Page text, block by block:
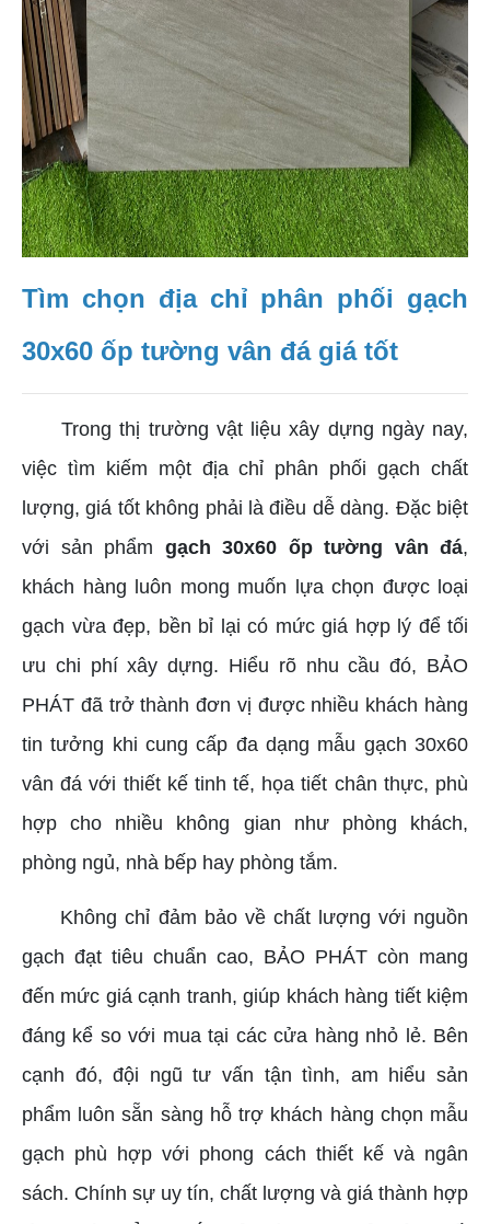
Tìm chọn địa chỉ phân phối gạch
30x60 ốp tường vân đá giá tốt
Trong thị trường vật liệu xây dựng ngày nay,
việc tìm kiếm một địa chỉ phân phối gạch chất
lượng, giá tốt không phải là điều dễ dàng. Đặc biệt
với sản phẩm gạch 30x60 ốp tường vân đá,
khách hàng luôn mong muốn lựa chọn được loại
gạch vừa đẹp, bền bỉ lại có mức giá hợp lý để tối
ưu chi phí xây dựng. Hiểu rõ nhu cầu đó, BẢO
PHÁT đã trở thành đơn vị được nhiều khách hàng
tin tưởng khi cung cấp đa dạng mẫu gạch 30x60
vân đá với thiết kế tinh tế, họa tiết chân thực, phù
hợp cho nhiều không gian như phòng khách,
phòng ngủ, nhà bếp hay phòng tắm.
Không chỉ đảm bảo về chất lượng với nguồn
gạch đạt tiêu chuẩn cao, BẢO PHÁT còn mang
đến mức giá cạnh tranh, giúp khách hàng tiết kiệm
đáng kể so với mua tại các cửa hàng nhỏ lẻ. Bên
cạnh đó, đội ngũ tư vấn tận tình, am hiểu sản
phẩm luôn sẵn sàng hỗ trợ khách hàng chọn mẫu
gạch phù hợp với phong cách thiết kế và ngân
sách. Chính sự uy tín, chất lượng và giá thành hợp